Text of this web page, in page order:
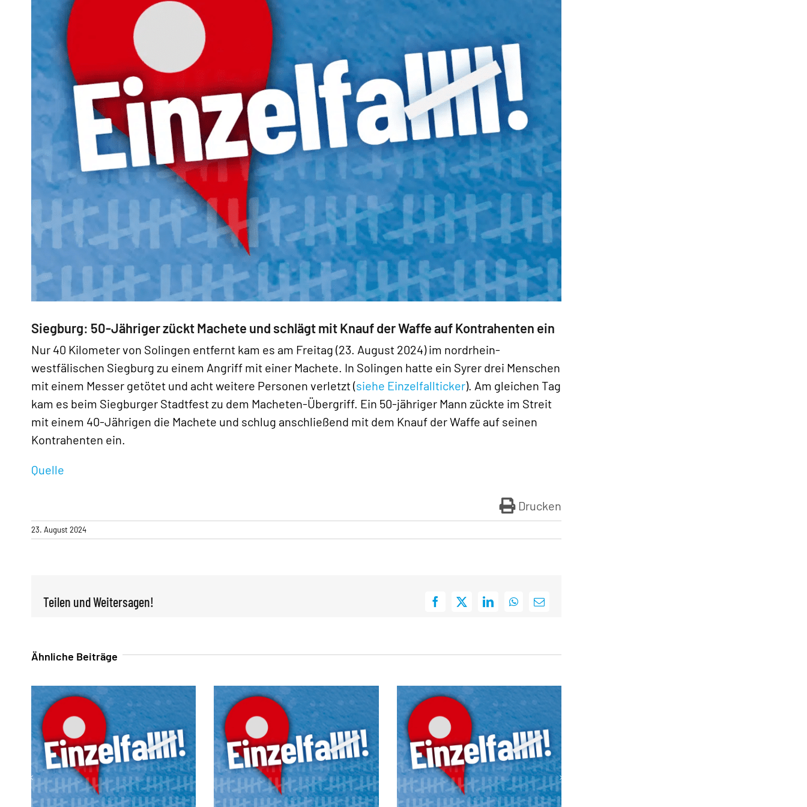
«
Siegburg: 50-Jähriger zückt Machete und schlägt mit Knauf der Waffe auf Kontrahenten ein
Nur 40 Kilometer von Solingen entfernt kam es am Freitag (23. August 2024) im nordrhein-
westfälischen Siegburg zu einem Angriff mit einer Machete. In Solingen hatte ein Syrer drei Menschen
mit einem Messer getötet und acht weitere Personen verletzt (siehe Einzelfallticker). Am gleichen Tag
kam es beim Siegburger Stadtfest zu dem Macheten-Übergriff. Ein 50-jähriger Mann zückte im Streit
mit einem 40-Jährigen die Machete und schlug anschließend mit dem Knauf der Waffe auf seinen
Kontrahenten ein.
Quelle
Drucken
23. August 2024
Teilen und Weitersagen! Facebook
X LinkedInWhatsApp
E-
Ähnliche Beiträge